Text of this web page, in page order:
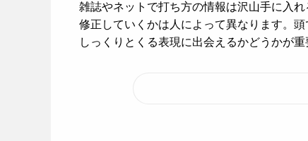
雑誌やネットで打ち方の情報は沢山手に入
修正していくかは人によって異なります。
しっくりとくる表現に出会えるかどうかが重